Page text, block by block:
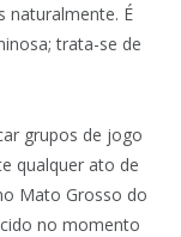
naturalmente. É
trata-se de
grupos de jogo
qualquer ato de
Mato Grosso do
no momento